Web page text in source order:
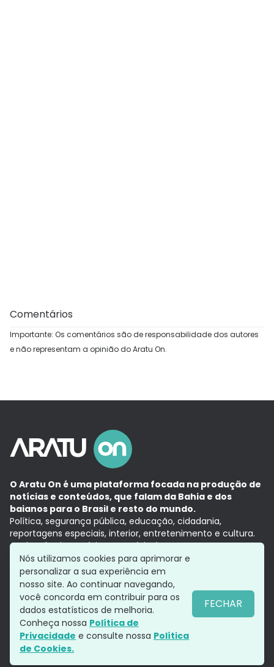
Comentários
Importante: Os comentários são de responsabilidade dos autores
e não representam a opinião do Aratu On.
O Aratu On é uma plataforma focada na produção de
notícias e conteúdos, que falam da Bahia e dos
baianos para o Brasil e resto do mundo.
Política, segurança pública, educação, cidadania,
reportagens especiais, interior, entretenimento e cultura.
Aqui, tudo vira notícia e a notícia é no tempo presente,
com a credibilidade do Grupo Aratu.
Grupo Aratu
Política de privacidade
Siga-nos
Nós utilizamos cookies para aprimorar e
personalizar a sua experiência em
nosso site. Ao continuar navegando,
você concorda em contribuir para os
dados estatísticos de melhoria.
Conheça nossa Política de
Privacidade e consulte nossa Política
de Cookies.
FECHAR